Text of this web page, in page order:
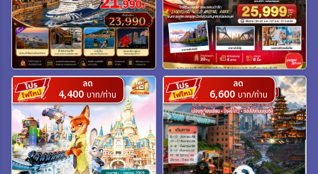
ลด
4,400 บาท/ท่าน
ลด
6,600 บาท/ท่าน